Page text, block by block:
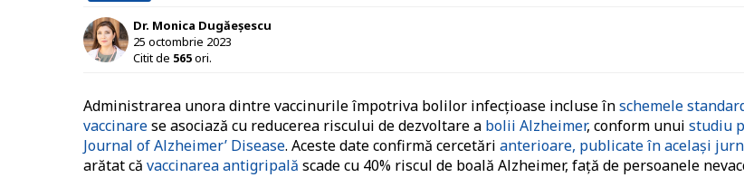
Dr. Monica Dugăeșescu
25 octombrie 2023
Citit de 565ori.
Administrarea unora dintre vaccinurile împotriva bolilor infecțioase incluse înschemele
vaccinarese asociază cu reducerea riscului de dezvoltare a bolii Alzheimer, conform unui studiu
Journal of Alzheimer’ Disease. Aceste date confirmă cercetări anterioare, publicate în același
arătat că vaccinarea antigripală scade cu 40% riscul de boală Alzheimer, față de persoanele